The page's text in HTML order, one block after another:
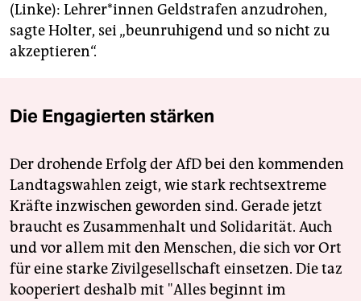
(Linke): Lehrer*innen Geldstrafen anzudrohen,
sagte Holter, sei „beunruhigend und so nicht zu
akzeptieren“.
Die Engagierten stärken
Der drohende Erfolg der AfD bei den kommenden
Landtagswahlen zeigt, wie stark rechtsextreme
Kräfte inzwischen geworden sind. Gerade jetzt
braucht es Zusammenhalt und Solidarität. Auch
und vor allem mit den Menschen, die sich vor Ort
für eine starke Zivilgesellschaft einsetzen. Die taz
kooperiert deshalb mit "Alles beginnt im